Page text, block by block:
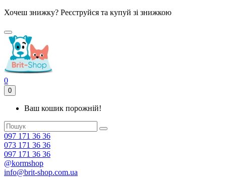
Хочеш знижку? Реєструйся та купуй зі знижкою
0
0
Ваш кошик порожній!
097 171 36 36
073 171 36 36
097 171 36 36
@kormshop
info@brit-shop.com.ua